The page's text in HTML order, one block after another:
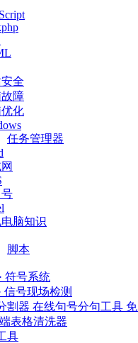
全
障
化
任务管理器
脑知识
脚本
符号系统
信号现场检测
割器 在线句号分句工具
表格清洗器
具